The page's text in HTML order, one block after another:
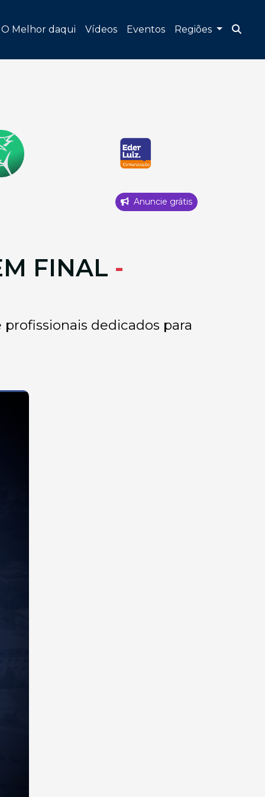
O Melhor daqui Vídeos Eventos Regiões
Anuncie grátis
FINAL -
profissionais dedicados para